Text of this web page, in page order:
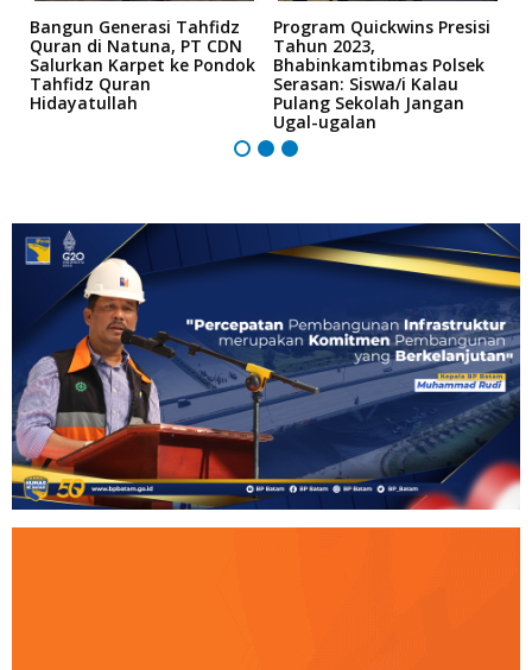
Bangun Generasi Tahfidz
Quran di Natuna, PT CDN
Salurkan Karpet ke Pondok
Tahfidz Quran
Hidayatullah
Program Quickwins Presisi
Tahun 2023,
Bhabinkamtibmas Polsek
Serasan: Siswa/i Kalau
Pulang Sekolah Jangan
Ugal-ugalan